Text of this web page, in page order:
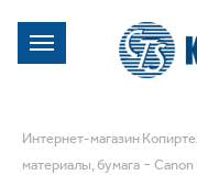
Интернет-магазин
материалы, бумага -